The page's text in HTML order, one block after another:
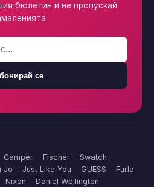
бюлетин и не пропускай
се
Camper Fischer
Swatch
Jo Just Like You GUESS
Furla
Nixon
Daniel Wellington